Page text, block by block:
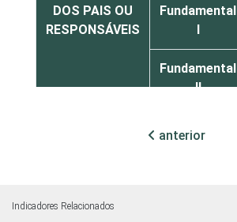
DOS PAIS OU
RESPONSÁVEIS
Fundamental
I
Fundamental
II
mais
DA CRIANÇA
anterior
Indicadores Relacionados